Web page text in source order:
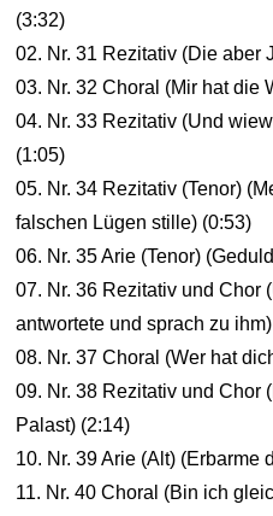
(3:32)
02. Nr. 31 Rezitativ (Die aber
03. Nr. 32 Choral (Mir hat die
04. Nr. 33 Rezitativ (Und
(1:05)
05. Nr. 34 Rezitativ (Tenor)
falschen Lügen stille) (0:53)
06. Nr. 35 Arie (Tenor)
07. Nr. 36 Rezitativ und Chor
antwortete und sprach zu
08. Nr. 37 Choral (Wer hat
09. Nr. 38 Rezitativ und Chor
Palast) (2:14)
10. Nr. 39 Arie (Alt) (Erbarme
11. Nr. 40 Choral (Bin ich